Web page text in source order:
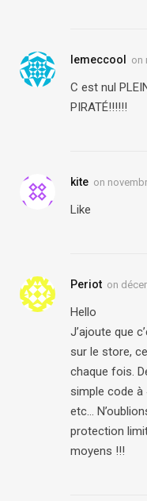
lemeccool on
C est nul
PIRATÉ!!!!!!
kite on
Like
Periot on
Hello
J’ajoute que
sur le store,
chaque fois.
simple code
etc…
protection
moyens !!!